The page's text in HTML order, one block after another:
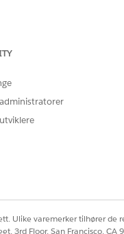
Agentforce. Tilordne det
samtale
tildelt kanalen.
i Salesforce for hver
samtalen med
Ulike varemerker tilhører de
3rd Floor, San Francisco, CA